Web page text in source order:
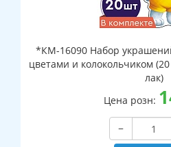
*КМ-16090 Набор
цветами и колокольчиком
лак)
Цена розн:
−